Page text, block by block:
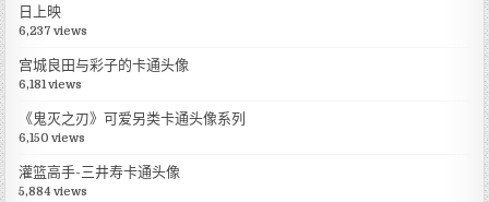
日上映
6,237 views
宫城良田与彩子的卡通头像
6,181 views
《鬼灭之刃》可爱另类卡通头像系列
6,150 views
灌篮高手-三井寿卡通头像
5,884 views